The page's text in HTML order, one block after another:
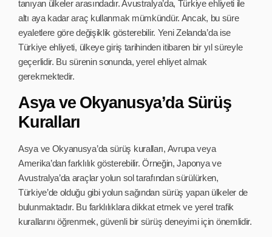
tanıyan ülkeler arasındadır. Avustralya’da, Türkiye ehliyeti ile
altı aya kadar araç kullanmak mümkündür. Ancak, bu süre
eyaletlere göre değişiklik gösterebilir. Yeni Zelanda’da ise
Türkiye ehliyeti, ülkeye giriş tarihinden itibaren bir yıl süreyle
geçerlidir. Bu sürenin sonunda, yerel ehliyet almak
gerekmektedir.
Asya ve Okyanusya’da Sürüş
Kuralları
Asya ve Okyanusya’da sürüş kuralları, Avrupa veya
Amerika’dan farklılık gösterebilir. Örneğin, Japonya ve
Avustralya’da araçlar yolun sol tarafından sürülürken,
Türkiye’de olduğu gibi yolun sağından sürüş yapan ülkeler de
bulunmaktadır. Bu farklılıklara dikkat etmek ve yerel trafik
kurallarını öğrenmek, güvenli bir sürüş deneyimi için önemlidir.